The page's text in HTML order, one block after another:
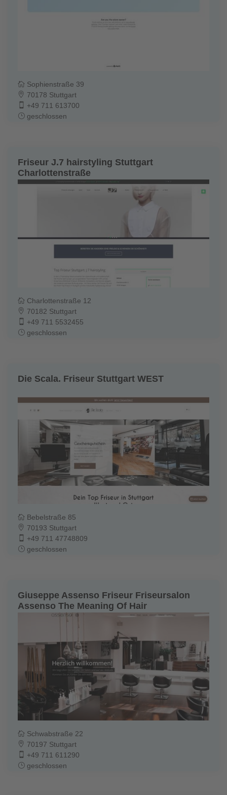
Sophienstraße 39
70178 Stuttgart
+49 711 613700
geschlossen
Friseur J.7 hairstyling Stuttgart
Charlottenstraße
Charlottenstraße 12
70182 Stuttgart
+49 711 5532455
geschlossen
Die Scala. Friseur Stuttgart WEST
Bebelstraße 85
70193 Stuttgart
+49 711 47748809
geschlossen
Giuseppe Assenso Friseur Friseursalon
Assenso The Meaning Of Hair
Schwabstraße 22
70197 Stuttgart
+49 711 611290
geschlossen